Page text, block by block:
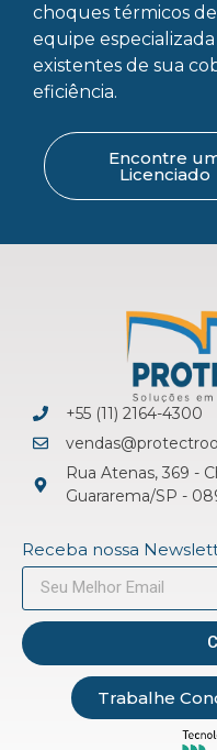
choques térmicos
equipe
existentes de sua
eficiência.
Encontre
Licenciado
+55 (11) 2164-4300
Rua Atenas, 369 -
Guararema/SP -
Receba nossa
Trabalhe